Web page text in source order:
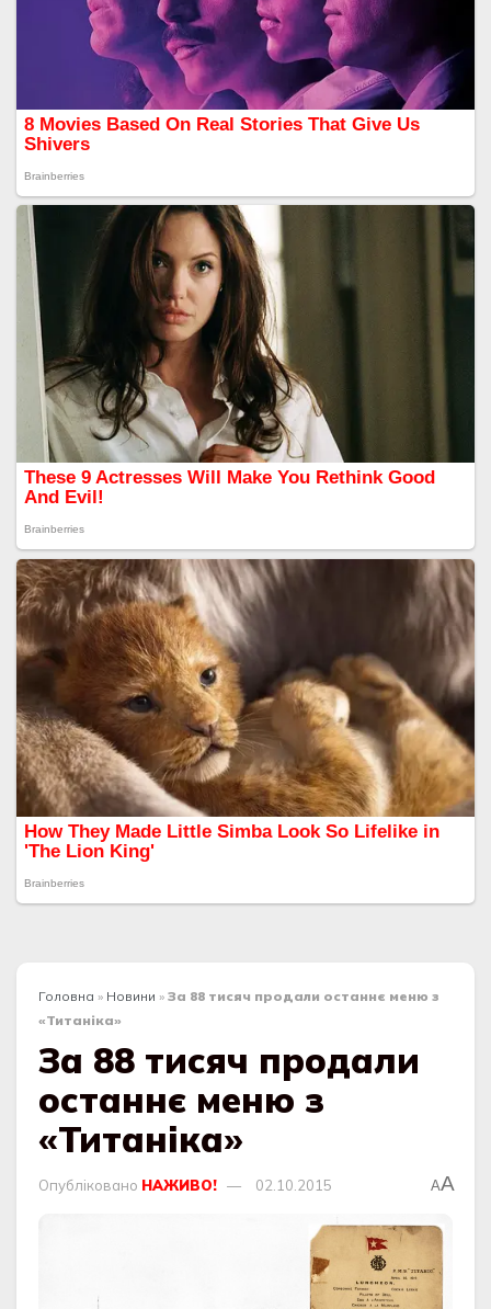
Головна » Новини » За 88 тисяч продали останнє меню з
«Титаніка»
За 88 тисяч продали
останнє меню з
«Титаніка»
Опубліковано НАЖИВО! 02.10.2015 AA